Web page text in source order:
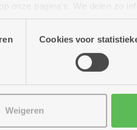
onze pagina's. We delen zo
advertenties en analyse.
Cookies voor
Weigeren